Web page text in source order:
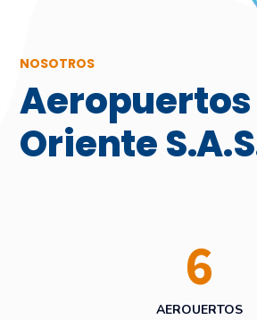
NOSOTROS
Oriente
6
AEROUERTOS